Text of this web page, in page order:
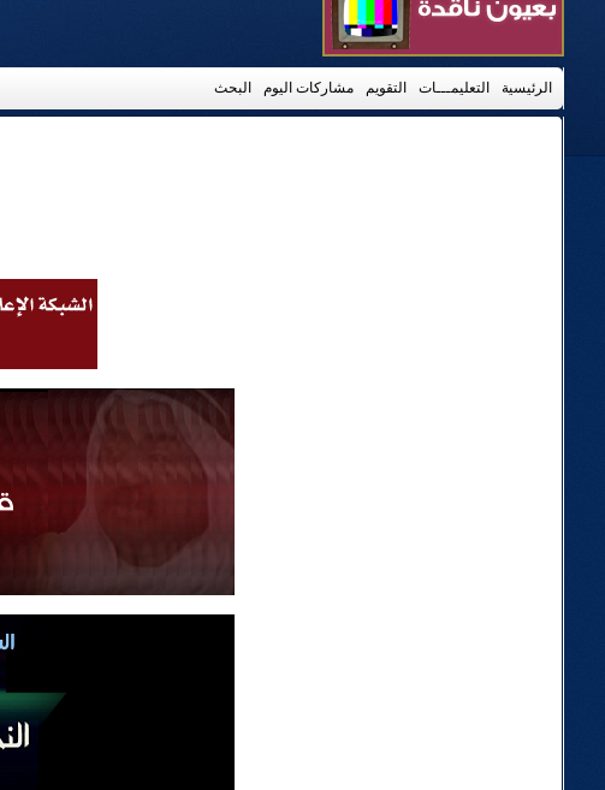
الرئيسية التعليمـــات التقويم مشاركات اليوم البحث